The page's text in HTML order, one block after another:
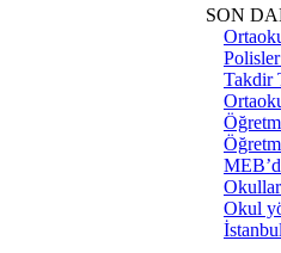
SON
Takdir
Okul